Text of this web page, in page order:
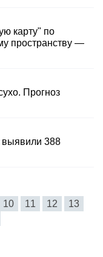
карту" по
пространству —
Прогноз
выявили 388
10 11 12
13